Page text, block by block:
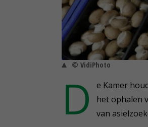
© VidiPhoto
D
e Kamer
het ophalen
van